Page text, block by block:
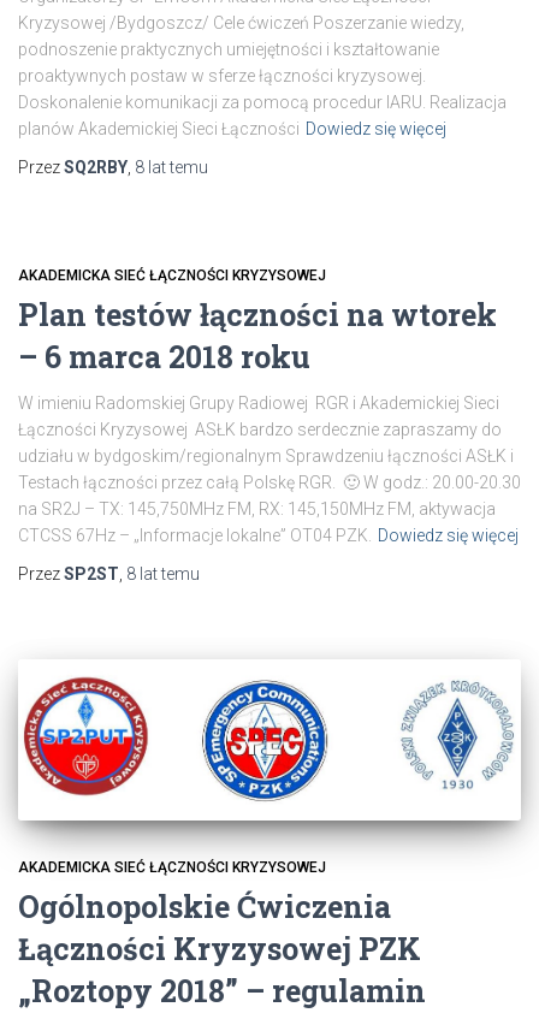
Kryzysowej /Bydgoszcz/ Cele ćwiczeń Poszerzanie wiedzy,
podnoszenie praktycznych umiejętności i kształtowanie
proaktywnych postaw w sferze łączności kryzysowej.
Doskonalenie komunikacji za pomocą procedur IARU. Realizacja
planów Akademickiej Sieci Łączności Dowiedz się więcej
PrzezSQ2RBY 8 lattemu
AKADEMICKA SIEĆ ŁĄCZNOŚCI KRYZYSOWEJ
Plan testów łączności na wtorek
– 6 marca 2018 roku
W imieniu Radomskiej Grupy Radiowej RGR i Akademickiej Sieci
Łączności Kryzysowej ASŁK bardzo serdecznie zapraszamy do
udziału w bydgoskim/regionalnym Sprawdzeniu łączności ASŁK i
Testach łączności przez całą Polskę RGR. 🙂 W godz.: 20.00-20.30
na SR2J – TX: 145,750MHz FM, RX: 145,150MHz FM, aktywacja
CTCSS 67Hz – „Informacje lokalne” OT04 PZK.
Dowiedz się więcej
PrzezSP2ST 8 lattemu
AKADEMICKA SIEĆ ŁĄCZNOŚCI KRYZYSOWEJ
Ogólnopolskie Ćwiczenia
Łączności Kryzysowej PZK
„Roztopy 2018” – regulamin